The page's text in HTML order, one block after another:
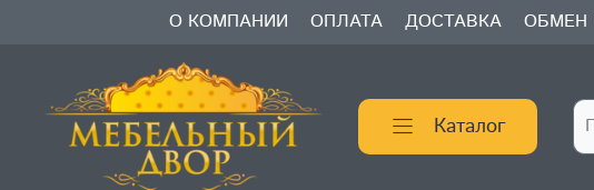
О КОМПАНИИ ОПЛАТА ДОСТАВКА ОБМЕН
Каталог